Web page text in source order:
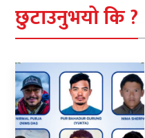
छुटाउनुभयो कि ?